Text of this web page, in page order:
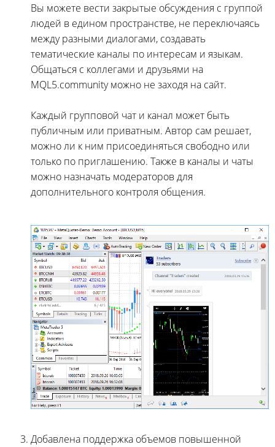
Вы можете вести закрытые обсуждения с группой
людей в едином пространстве, не переключаясь
между разными диалогами, создавать
тематические каналы по интересам и языкам.
Общаться с коллегами и друзьями на
MQL5.community можно не заходя на сайт.
Каждый групповой чат и канал может быть
публичным или приватным. Автор сам решает,
можно ли к ним присоединяться свободно или
только по приглашению. Также в каналы и чаты
можно назначать модераторов для
дополнительного контроля общения.
Добавлена поддержка объемов повышенной